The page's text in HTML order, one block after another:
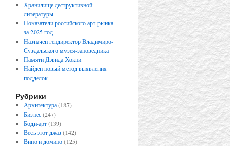
Хранилище деструктивной
литературы
Показатели российского арт-рынка
за 2025 год
Назначен гендиректор Владимиро-
Суздальского музея-заповедника
Памяти Дэвида Хокни
Найден новый метод выявления
подделок
Рубрики
Архитектура(187)
Бизнес(247)
Боди-арт(139)
Весь этот джаз(142)
Вино и домино(125)